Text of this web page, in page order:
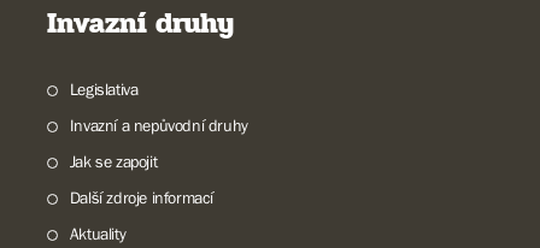
Invazní druhy
Legislativa
Invazní a nepůvodní druhy
Jak se zapojit
Další zdroje informací
Aktuality